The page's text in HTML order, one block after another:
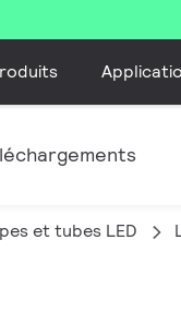
et tubes LED